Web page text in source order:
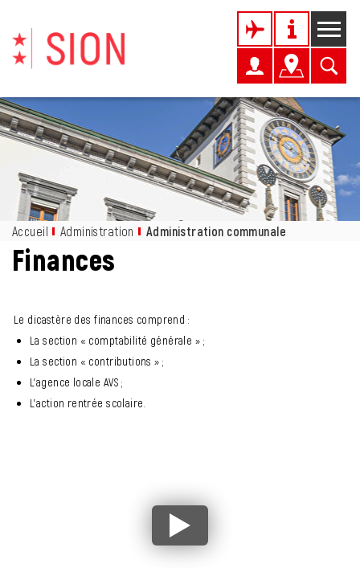
Kopfzeile
Inhalt
Accueil Administration Administration communale
Finances
Le dicastère des finances comprend :
La section « comptabilité générale » ;
La section « contributions » ;
L’agence locale AVS ;
L’action rentrée scolaire.
Objets associés